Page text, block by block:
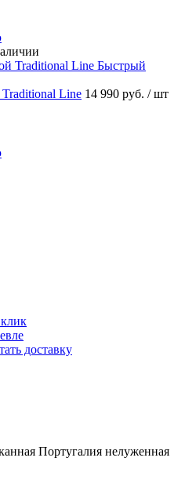
Быстрый
Line 14 990 руб. / шт
доставку
Португалия нелуженная